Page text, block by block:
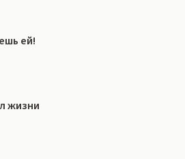
ей!
жизни